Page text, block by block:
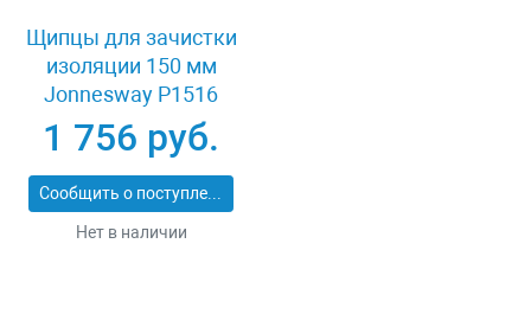
Щипцы для зачистки
изоляции 150 мм
Jonnesway P1516
1 756 руб.
Сообщить о поступлении
Нет в наличии